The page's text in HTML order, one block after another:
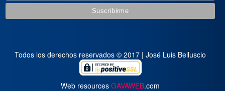
Todos los derechos reservados © 2017 | José Luis Belluscio
Web resources GAVAWEB.com